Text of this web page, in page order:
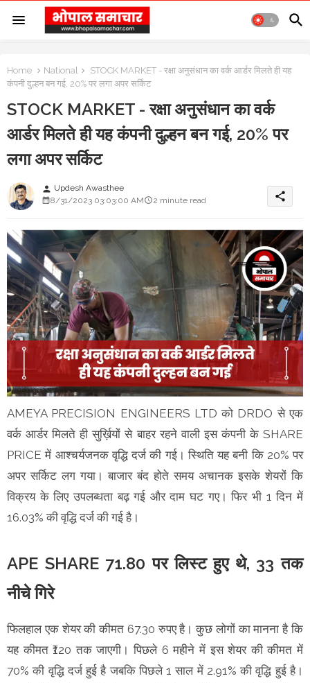
Home National
STOCK MARKET - रक्षा अनुसंधान का वर्क आर्डर मिलते ही यह
कंपनी दुल्हन बन गई, 20% पर लगा अपर सर्किट
STOCK MARKET - रक्षा अनुसंधान का वर्क
आर्डर मिलते ही यह कंपनी दुल्हन बन गई, 20% पर
लगा अपर सर्किट
person Updesh Awasthee
8/31/2023 03:03:00 AM
2 minute read share
AMEYA PRECISION ENGINEERS LTD को DRDO से एक
वर्क आर्डर मिलते ही सुर्ख़ियों से बाहर रहने वाली इस कंपनी के SHARE
PRICE में आश्चर्यजनक वृद्धि दर्ज की गई। स्थिति यह बनी कि 20% पर
अपर सर्किट लग गया। बाजार बंद होते समय अचानक इसके शेयरों कि
विक्रय के लिए उपलब्धता बढ़ गई और दाम घट गए। फिर भी 1 दिन में
16.03% की वृद्धि दर्ज की गई है।
APE SHARE 71.80 पर लिस्ट हुए थे, 33 तक
नीचे गिरे
फिलहाल एक शेयर की कीमत 67.30 रुपए है। कुछ लोगों का मानना है कि
यह कीमत ₹120 तक जाएगी। पिछले 6 महीने में इस शेयर की कीमत में
70% की वृद्धि दर्ज हुई है जबकि पिछले 1 साल में 2.91% की वृद्धि हुई है।